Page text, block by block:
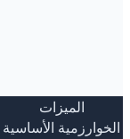
الميزات
الخوارزمية الأساسية